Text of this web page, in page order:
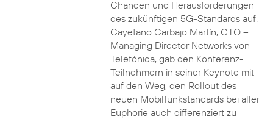
Chancen und Herausforderungen
des zukünftigen 5G-Standards auf.
Cayetano Carbajo Martín, CTO –
Managing Director Networks von
Telefónica, gab den Konferenz-
Teilnehmern in seiner Keynote mit
auf den Weg, den Rollout des
neuen Mobilfunkstandards bei aller
Euphorie auch differenziert zu